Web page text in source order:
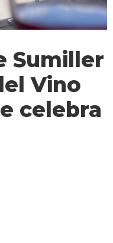
Sumiller
Vino
celebra